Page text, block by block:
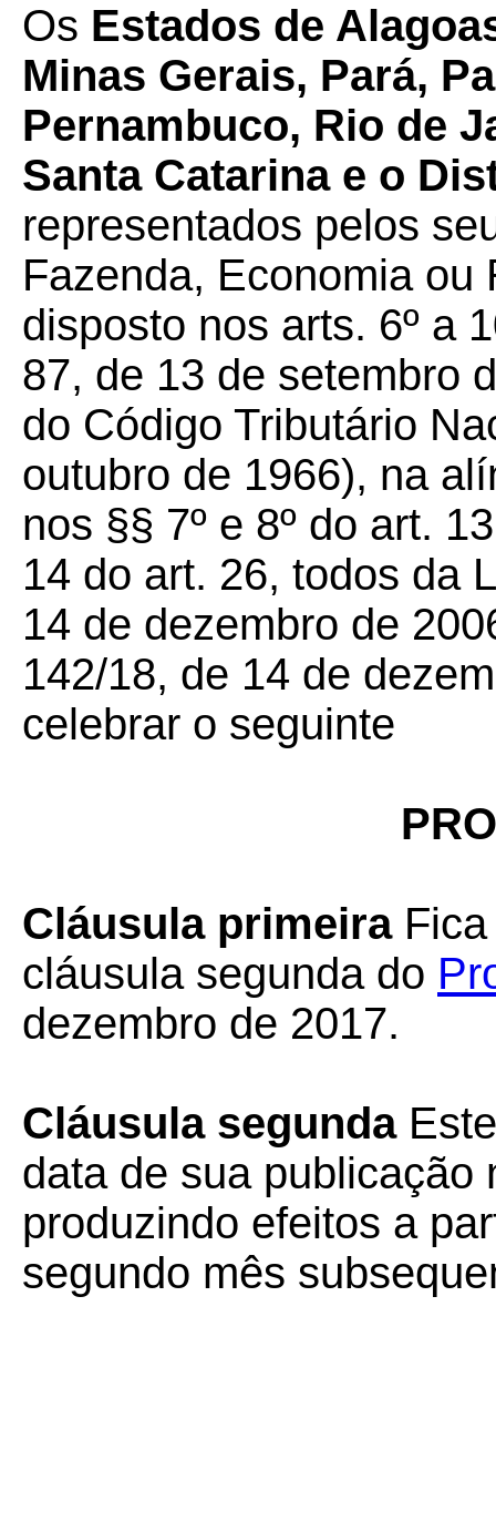
Os Estados de
Minas Gerais, Pará,
Pernambuco, Rio de
Santa Catarina e o
representados pelos
Fazenda, Economia ou
disposto nos arts. 6º a
87, de 13 de setembro
do Código Tributário
outubro de 1966), na
nos §§ 7º e 8º do art.
14 do art. 26, todos da
14 de dezembro de
142/18, de 14 de
celebrar o seguinte
Cláusula primeiraFica
cláusula segunda do
dezembro de 2017.
Cláusula segunda
data de sua publicação
produzindo efeitos a
segundo mês